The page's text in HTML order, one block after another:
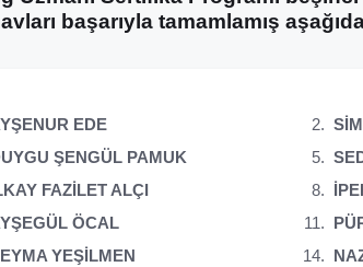
başarıyla tamamlamış
EDE
ŞENGÜL PAMUK
FAZİLET ALÇI
ÖCAL
YEŞİLMEN